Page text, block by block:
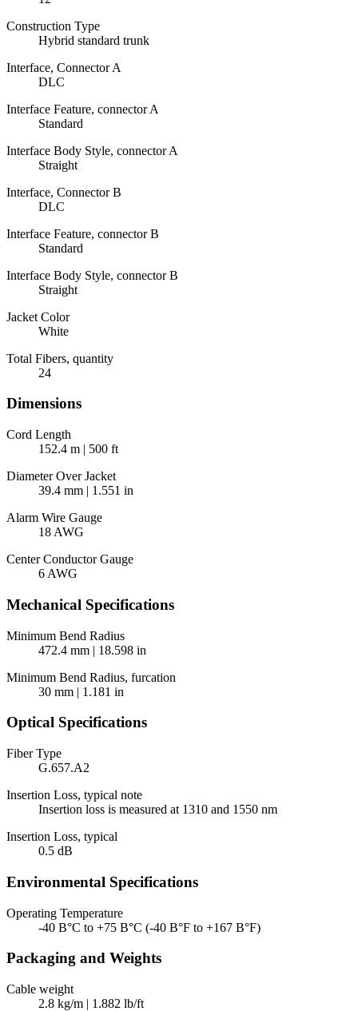
Construction Type
Hybrid standard trunk
Interface, Connector A
DLC
Interface Feature, connector A
Standard
Interface Body Style, connector A
Straight
Interface, Connector B
DLC
Interface Feature, connector B
Standard
Interface Body Style, connector B
Straight
Jacket Color
White
Total Fibers, quantity
24
Dimensions
Cord Length
152.4 m | 500 ft
Diameter Over Jacket
39.4 mm | 1.551 in
Alarm Wire Gauge
18 AWG
Center Conductor Gauge
6 AWG
Mechanical Specifications
Minimum Bend Radius
472.4 mm | 18.598 in
Minimum Bend Radius, furcation
30 mm | 1.181 in
Optical Specifications
Fiber Type
G.657.A2
Insertion Loss, typical note
Insertion loss is measured at 1310 and 1550 nm
Insertion Loss, typical
0.5 dB
Environmental Specifications
Operating Temperature
-40 В°C to +75 В°C (-40 В°F to +167 В°F)
Packaging and Weights
Cable weight
2.8 kg/m | 1.882 lb/ft